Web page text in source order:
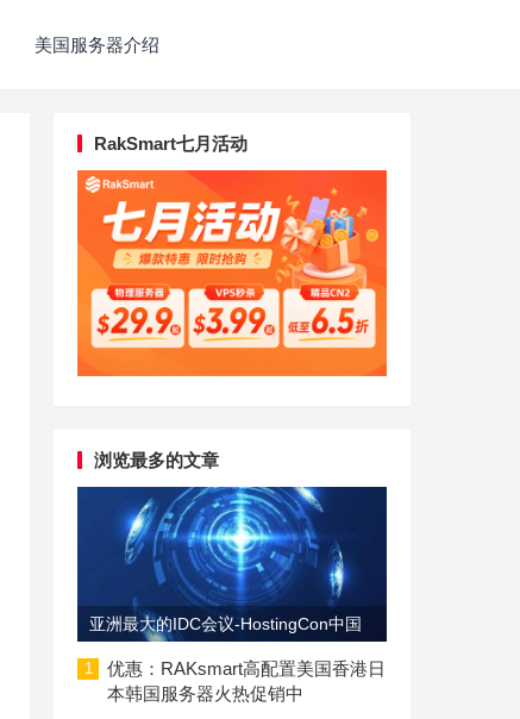
美国服务器介绍
RakSmart七月活动
浏览最多的文章
亚洲最大的IDC会议-HostingCon中国
即将召开
1
优惠：RAKsmart高配置美国香港日
本韩国服务器火热促销中